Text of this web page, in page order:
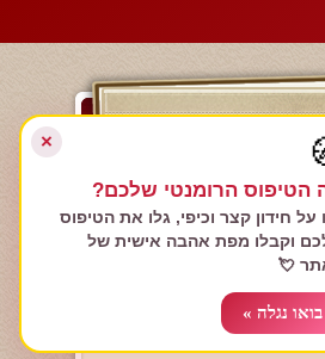
הרשם עכשיו
התחבר